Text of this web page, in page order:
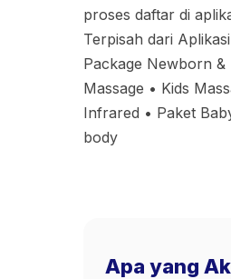
proses daftar di
Terpisah dari
Package Newborn
Massage • Kids
Infrared • Paket
body
Apa yang